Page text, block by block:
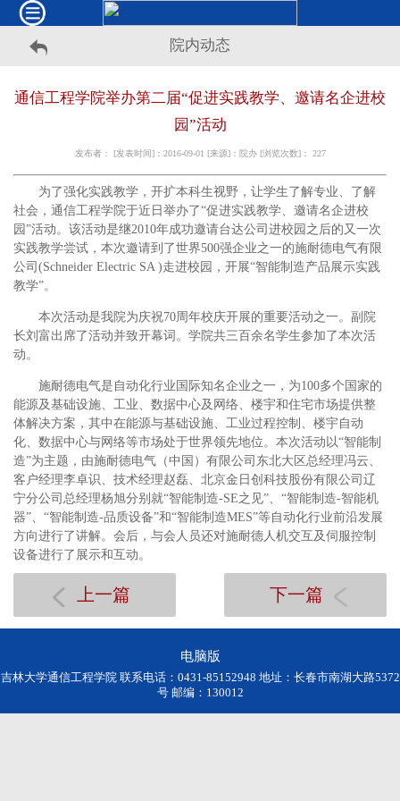
院内动态
通信工程学院举办第二届“促进实践教学、邀请名企进校
园”活动
发布者： [发表时间]：2016-09-01 [来源]：院办 [浏览次数]： 227
为了强化实践教学，开扩本科生视野，让学生了解专业、了解
社会，通信工程学院于近日举办了“促进实践教学、邀请名企进校
园”活动。该活动是继2010年成功邀请台达公司进校园之后的又一次
实践教学尝试，本次邀请到了世界500强企业之一的施耐德电气有限
公司(Schneider Electric SA )走进校园，开展“智能制造产品展示实践
教学”。
本次活动是我院为庆祝70周年校庆开展的重要活动之一。副院
长刘富出席了活动并致开幕词。学院共三百余名学生参加了本次活
动。
施耐德电气是自动化行业国际知名企业之一，为100多个国家的
能源及基础设施、工业、数据中心及网络、楼宇和住宅市场提供整
体解决方案，其中在能源与基础设施、工业过程控制、楼宇自动
化、数据中心与网络等市场处于世界领先地位。本次活动以“智能制
造”为主题，由施耐德电气（中国）有限公司东北大区总经理冯云、
客户经理李卓识、技术经理赵磊、北京金日创科技股份有限公司辽
宁分公司总经理杨旭分别就“智能制造-SE之见”、“智能制造-智能机
器”、“智能制造-品质设备”和“智能制造MES”等自动化行业前沿发展
方向进行了讲解。会后，与会人员还对施耐德人机交互及伺服控制
设备进行了展示和互动。
上一篇 下一篇
电脑版
吉林大学通信工程学院 联系电话：0431-85152948 地址：长春市南湖大路5372
号 邮编：130012